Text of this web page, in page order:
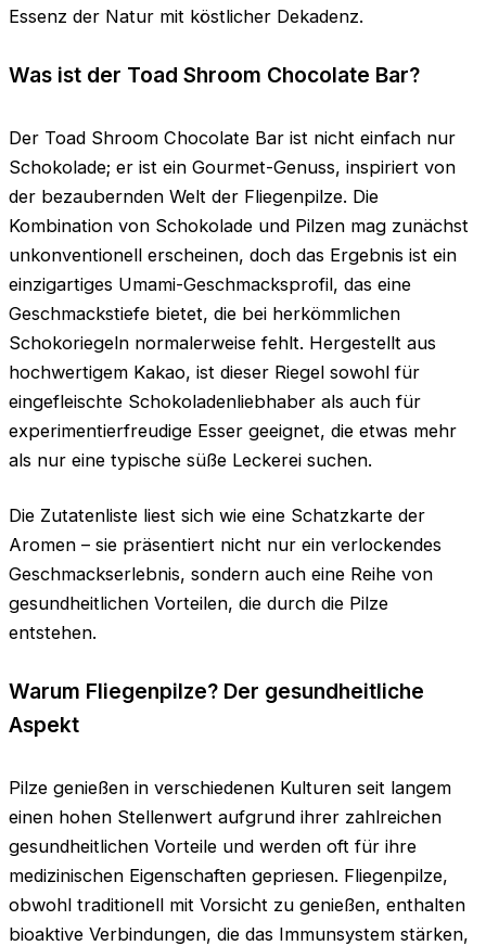
Essenz der Natur mit köstlicher Dekadenz.
Was ist der Toad Shroom Chocolate Bar?
Der Toad Shroom Chocolate Bar ist nicht einfach nur
Schokolade; er ist ein Gourmet-Genuss, inspiriert von
der bezaubernden Welt der Fliegenpilze. Die
Kombination von Schokolade und Pilzen mag zunächst
unkonventionell erscheinen, doch das Ergebnis ist ein
einzigartiges Umami-Geschmacksprofil, das eine
Geschmackstiefe bietet, die bei herkömmlichen
Schokoriegeln normalerweise fehlt. Hergestellt aus
hochwertigem Kakao, ist dieser Riegel sowohl für
eingefleischte Schokoladenliebhaber als auch für
experimentierfreudige Esser geeignet, die etwas mehr
als nur eine typische süße Leckerei suchen.
Die Zutatenliste liest sich wie eine Schatzkarte der
Aromen – sie präsentiert nicht nur ein verlockendes
Geschmackserlebnis, sondern auch eine Reihe von
gesundheitlichen Vorteilen, die durch die Pilze
entstehen.
Warum Fliegenpilze? Der gesundheitliche
Aspekt
Pilze genießen in verschiedenen Kulturen seit langem
einen hohen Stellenwert aufgrund ihrer zahlreichen
gesundheitlichen Vorteile und werden oft für ihre
medizinischen Eigenschaften gepriesen. Fliegenpilze,
obwohl traditionell mit Vorsicht zu genießen, enthalten
bioaktive Verbindungen, die das Immunsystem stärken,